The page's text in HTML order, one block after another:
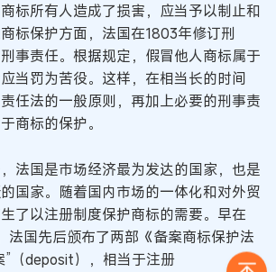
标所有人造成了损害，应当予以制止和
标保护方面，法国在1803年修订刑
事责任。根据规定，假冒他人商标属于
当罚为苦役。这样，在相当长的时间
任法的一般原则，再加上必要的刑事责
商标的保护。
法国是市场经济最为发达的国家，也是
国家。随着国内市场的一体化和对外贸
了以注册制度保护商标的需要。早在
法国先后颁布了两部《备案商标保护法
”（deposit），相当于注册